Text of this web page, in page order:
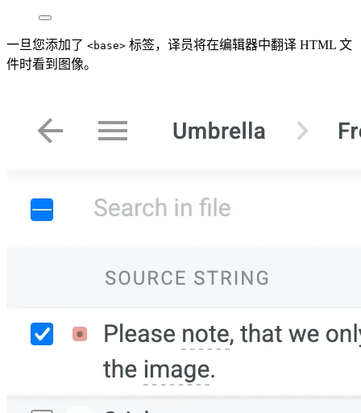
一旦您添加了 <base> 标签，译员将在编辑器中翻译 HTML 文
件时看到图像。